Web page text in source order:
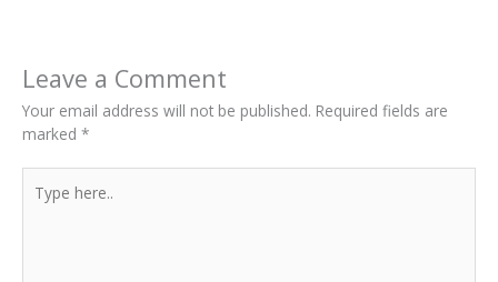
Leave a Comment
Your email address will not be published. Required fields are
marked *
here..